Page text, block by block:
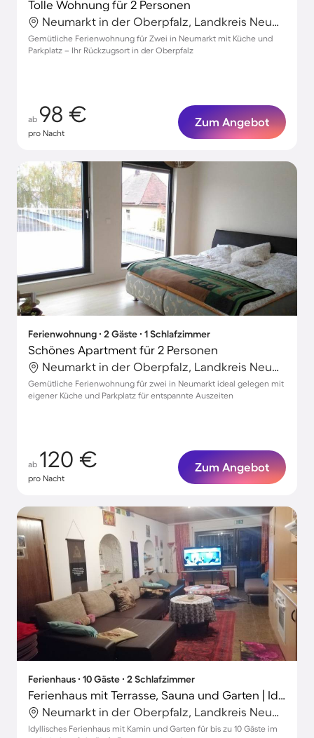
Tolle Wohnung für 2 Personen
Neumarkt in der Oberpfalz, Landkreis Neumarkt in der Oberpfalz, Deutschland
Gemütliche Ferienwohnung für Zwei in Neumarkt mit Küche und
Parkplatz – Ihr Rückzugsort in der Oberpfalz
ab 98 €
pro Nacht
Zum Angebot
Ferienwohnung ∙ 2 Gäste ∙ 1 Schlafzimmer
Schönes Apartment für 2 Personen
Neumarkt in der Oberpfalz, Landkreis Neumarkt in der Oberpfalz, Deutschland
Gemütliche Ferienwohnung für zwei in Neumarkt ideal gelegen mit
eigener Küche und Parkplatz für entspannte Auszeiten
ab 120 €
pro Nacht
Zum Angebot
Ferienhaus ∙ 10 Gäste ∙ 2 Schlafzimmer
Ferienhaus mit Terrasse, Sauna und Garten | Ideal für Homeoffice
Neumarkt in der Oberpfalz, Landkreis Neumarkt in der Oberpfalz, Deutschland
Idyllisches Ferienhaus mit Kamin und Garten für bis zu 10 Gäste im